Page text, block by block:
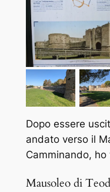
Dopo essere
andato verso il
Camminando,
Mausoleo di